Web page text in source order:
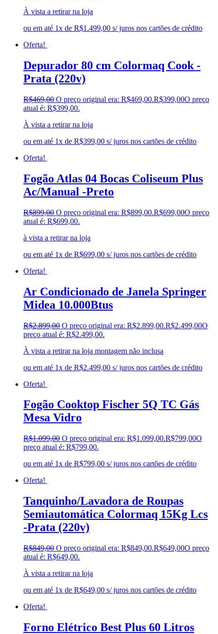
À vista a retirar na loja
ou em até 1x de R$1.499,00 s/ juros nos cartões de crédito
Oferta!
Depurador 80 cm Colormaq Cook -
Prata (220v)
R$469,00 O preço original era: R$469,00.R$399,00O preço
atual é: R$399,00.
À vista a retirar na loja
ou em até 1x de R$399,00 s/ juros nos cartões de crédito
Oferta!
Fogão Atlas 04 Bocas Coliseum Plus
Ac/Manual -Preto
R$899,00 O preço original era: R$899,00.R$699,00O preço
atual é: R$699,00.
à vista a retirar na loja
ou em até 1x de R$699,00 s/ juros nos cartões de crédito
Oferta!
Ar Condicionado de Janela Springer
Midea 10.000Btus
R$2.899,00 O preço original era: R$2.899,00.R$2.499,00O
preço atual é: R$2.499,00.
À vista a retirar na loja montagem não inclusa
ou em até 1x de R$2.499,00 s/ juros nos cartões de crédito
Oferta!
Fogão Cooktop Fischer 5Q TC Gás
Mesa Vidro
R$1.099,00 O preço original era: R$1.099,00.R$799,00O
preço atual é: R$799,00.
ou em até 1x de R$799,00 s/ juros nos cartões de crédito
Oferta!
Tanquinho/Lavadora de Roupas
Semiautomática Colormaq 15Kg Lcs
-Prata (220v)
R$849,00 O preço original era: R$849,00.R$649,00O preço
atual é: R$649,00.
À vista a retirar na loja
ou em até 1x de R$649,00 s/ juros nos cartões de crédito
Oferta!
Forno Elétrico Best Plus 60 Litros